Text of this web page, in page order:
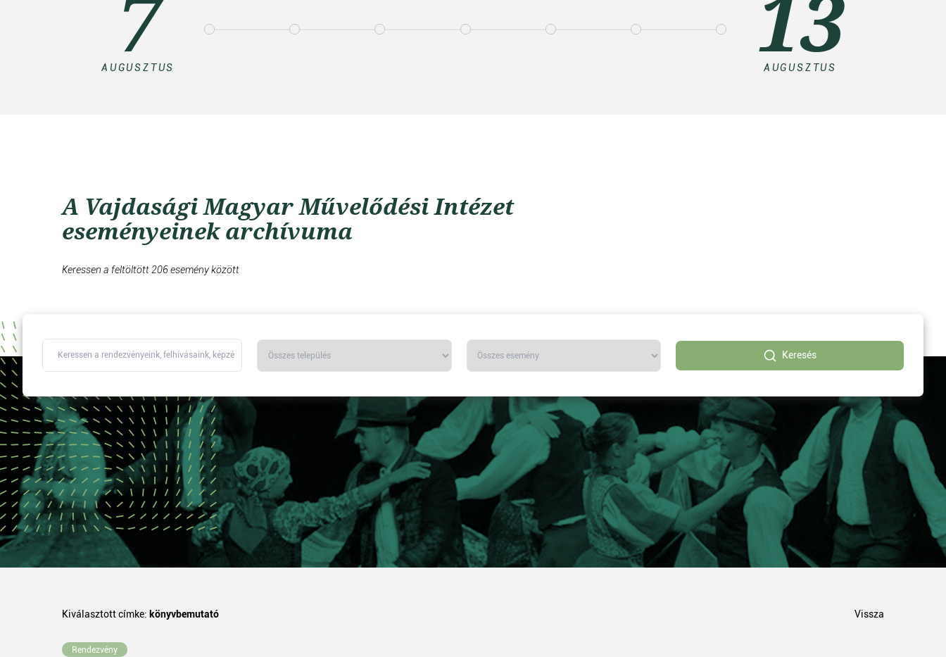
AUGUSZTUS AUGUSZTUS
A Vajdasági Magyar Művelődési Intézet
eseményeinek archívuma
Keressen a feltöltött 206 esemény között
Keresés
Kiválasztott címke: könyvbemutató Vissza
Rendezvény